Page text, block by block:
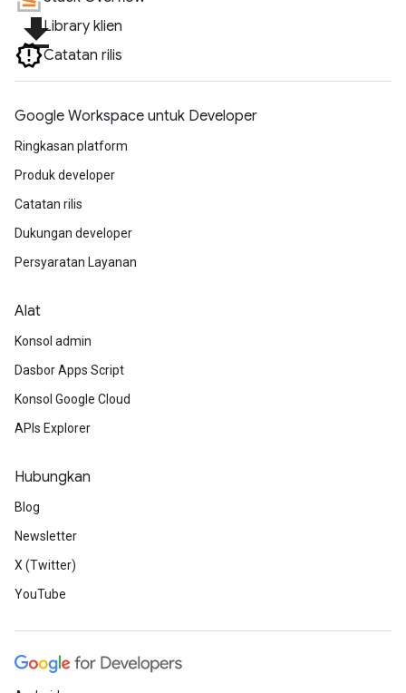
file_downloadLibrary klien
Catatan rilis
Google Workspace untuk Developer
Ringkasan platform
Produk developer
Catatan rilis
Dukungan developer
Persyaratan Layanan
Alat
Konsol admin
Dasbor Apps Script
Konsol Google Cloud
APIs Explorer
Hubungkan
Blog
Newsletter
X (Twitter)
YouTube